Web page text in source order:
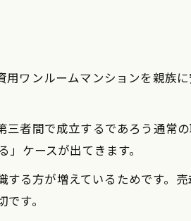
ワンルームマンションを親族
三者間で成立するであろう通常
ケースが出てきます。
る方が増えているためです。売
す。